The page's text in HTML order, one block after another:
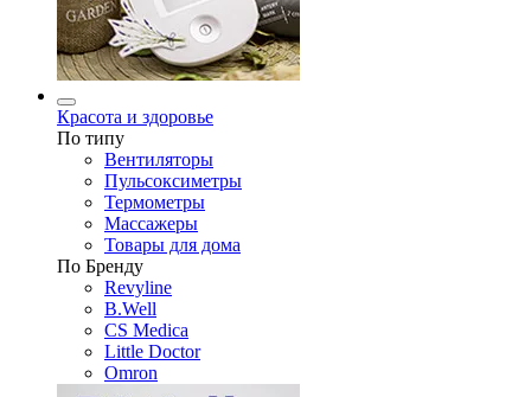
Красота и здоровье
По типу
Вентиляторы
Пульсоксиметры
Термометры
Массажеры
Товары для дома
По Бренду
Revyline
B.Well
CS Medica
Little Doctor
Omron